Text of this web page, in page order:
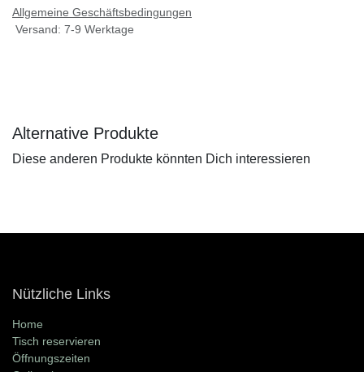
Allgemeine Geschäftsbedingungen
Versand: 7-9 Werktage
Alternative Produkte
Diese anderen Produkte könnten Dich interessieren
Nützliche Links
Home
Tisch reservieren
Öffnungszeiten